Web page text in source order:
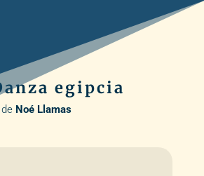
egipcia
Noé Llamas